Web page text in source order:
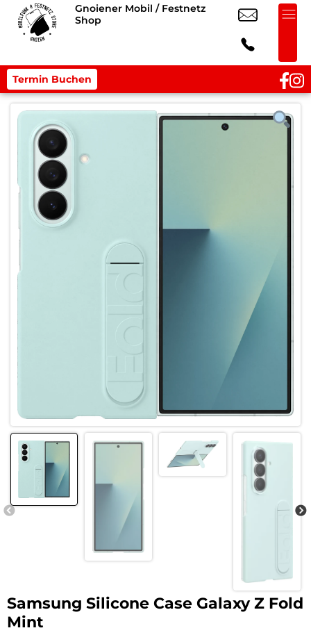
Gnoiener Mobil / Festnetz
Shop
Termin Buchen
Samsung Silicone Case Galaxy Z Fold
Mint